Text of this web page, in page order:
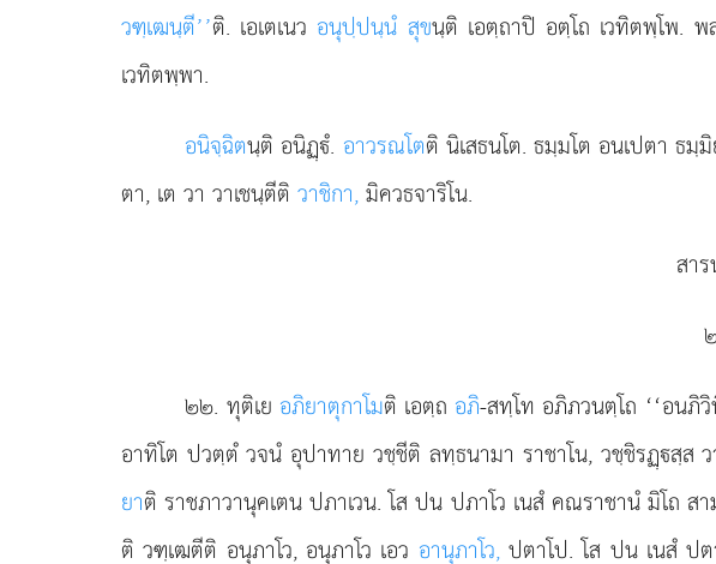
วฑฺเฒนฺตี’’ติ. เอเตเนว อนุปฺปนฺนํ สุขนฺติ เอตฺถาปิ อตฺโถ เวทิตพฺโพ.
เวทิตพฺพา.
อนิจฺฉิตนฺติ อนิฏฺํ. อาวรณโตติ นิเสธนโต. ธมฺมโต อนเปตา ธมฺ
ตา, เต วา วาเชนฺตีติ วาชิกา,มิควธจาริโน.
สา
๒๒. ทุติเย อภิยาตุกาโมติ เอตฺถ อภิ-สทฺโท อภิภวนตฺโถ ‘‘อนภิ
อาทิโต ปวตฺตํ วจนํ อุปาทาย วชฺชีติ ลทฺธนามา ราชาโน, วชฺชิรฏฺสฺส
ยาติ ราชภาวานุคเตน ปภาเวน. โส ปน ปภาโว เนสํ คณราชานํ มิโถ ส
ติ วฑฺเฒตีติ อนุภาโว, อนุภาโว เอว อานุภาโว,ปตาโป. โส ปน เนสํ ปต